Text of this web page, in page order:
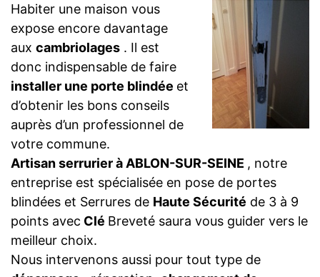
Habiter une maison vous
expose encore davantage
aux cambriolages . Il est
donc indispensable de faire
installer une porte blindée et
d’obtenir les bons conseils
auprès d’un professionnel de
votre commune.
Artisan serrurier à ABLON-SUR-SEINE , notre
entreprise est spécialisée en pose de portes
blindées et Serrures de Haute Sécurité de 3 à 9
points avec Clé Breveté saura vous guider vers le
meilleur choix.
Nous intervenons aussi pour tout type de